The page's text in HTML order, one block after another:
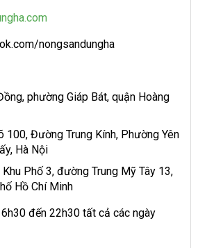
nongsandungha
phường Giáp Bát, quận Hoàng
100, Đường Trung Kính, Phường Yên
Hà Nội
Phố 3, đường Trung Mỹ Tây 13,
Hồ Chí Minh
đến 22h30 tất cả các ngày